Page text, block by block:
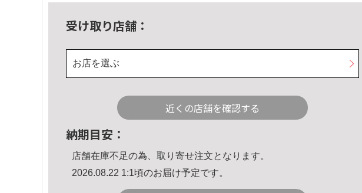
受け取り店舗：
お店を選ぶ
近くの店舗を確認する
納期目安：
店舗在庫不足の為、取り寄せ注文となります。
2026.08.22 1:1頃のお届け予定です。